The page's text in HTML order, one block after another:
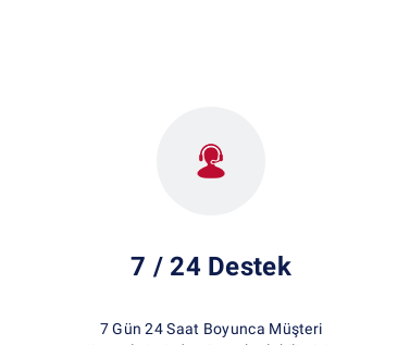
7 / 24 Destek
7 Gün 24 Saat Boyunca Müşteri